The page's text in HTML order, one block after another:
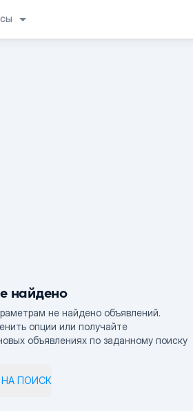
найдено
не найдено объявлений.
опции или получайте
объявлениях по заданному поиску
ПОИСК